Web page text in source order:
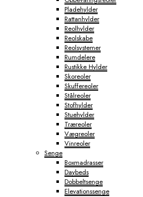
Pladehylder
Rattanhylder
Reolhylder
Reolskabe
Reolsystemer
Rumdelere
Rustikke Hylder
Skoreoler
Skuffereoler
Stålreoler
Stofhylder
Stuehylder
Træreoler
Vægreoler
Vinreoler
Senge
Boxmadrasser
Daybeds
Dobbeltsenge
Elevationssenge